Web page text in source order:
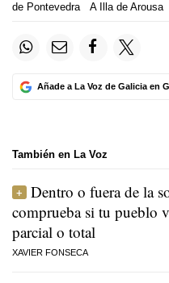
de Pontevedra
A Illa de Arousa
Añade a La Voz de Galicia en
También en La Voz
Dentro o fuera de la
comprueba si tu pueblo
parcial o total
XAVIER FONSECA